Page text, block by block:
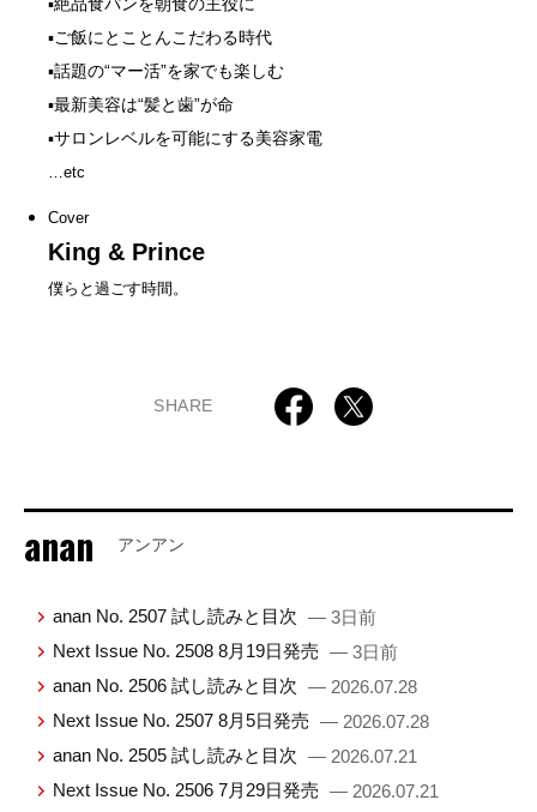
▪ご飯にとことんこだわる時代
▪話題の“マー活”を家でも楽しむ
▪最新美容は“髪と歯”が命
▪サロンレベルを可能にする美容家電
…etc
Cover
King & Prince
僕らと過ごす時間。
SHARE
anan アンアン
anan No. 2507 試し読みと目次 — 3日前
Next Issue No. 2508 8月19日発売 — 3日前
anan No. 2506 試し読みと目次 — 2026.07.28
Next Issue No. 2507 8月5日発売 — 2026.07.28
anan No. 2505 試し読みと目次 — 2026.07.21
Next Issue No. 2506 7月29日発売 — 2026.07.21